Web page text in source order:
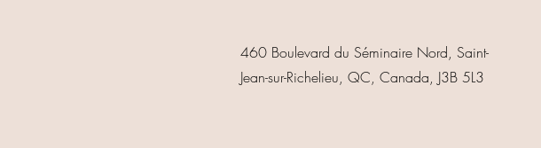
460 Boulevard du Séminaire Nord, Saint-
Jean-sur-Richelieu, QC, Canada, J3B 5L3